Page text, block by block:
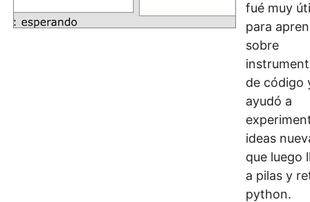
fué muy
para
sobre
de código
ayudó a
ideas
que luego
a pilas y
python.